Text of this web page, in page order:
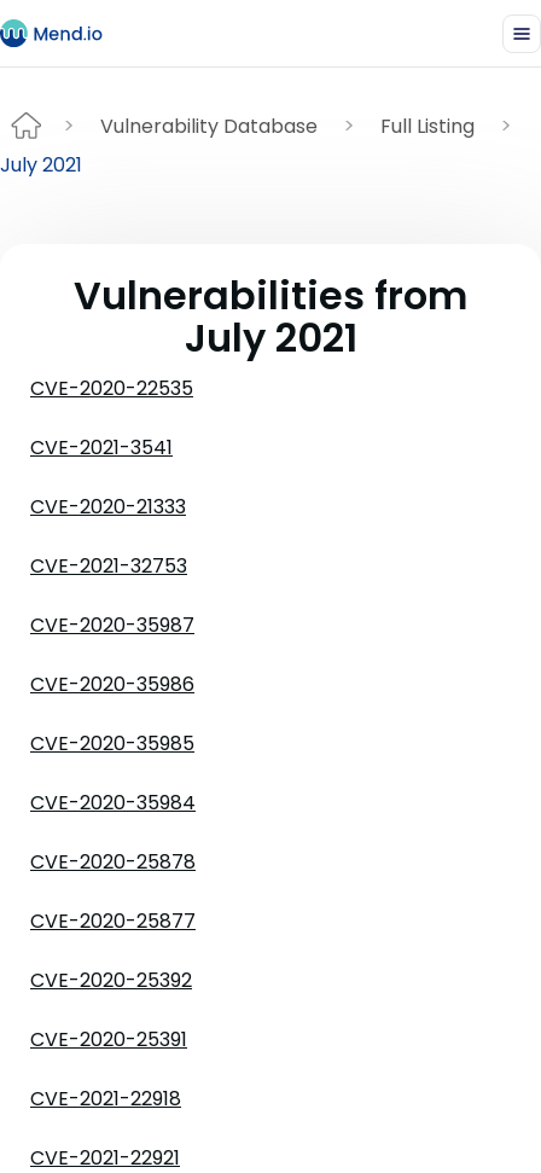
Vulnerability Database
Full Listing
July 2021
Vulnerabilities from
July 2021
CVE-2020-22535
CVE-2021-3541
CVE-2020-21333
CVE-2021-32753
CVE-2020-35987
CVE-2020-35986
CVE-2020-35985
CVE-2020-35984
CVE-2020-25878
CVE-2020-25877
CVE-2020-25392
CVE-2020-25391
CVE-2021-22918
CVE-2021-22921